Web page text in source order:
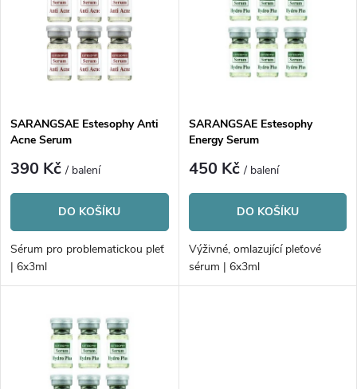
p
r
o
d
u
s
p
r
o
d
SARANGSAE Estesophy Anti
Acne Serum
390 Kč/ balení
DO KOŠÍKU
Sérum pro problematickou pleť
| 6x3ml
SARANGSAE Estesophy
Energy Serum
450 Kč/ balení
DO KOŠÍKU
Výživné, omlazující pleťové
sérum | 6x3ml